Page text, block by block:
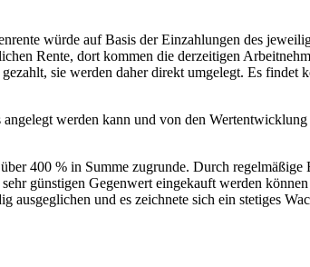
würde auf Basis der Einzahlungen des
Rente, dort kommen die derzeitigen
sie werden daher direkt umgelegt. Es
werden kann und von den
400 % in Summe zugrunde. Durch
günstigen Gegenwert eingekauft werden
und es zeichnete sich ein stetiges